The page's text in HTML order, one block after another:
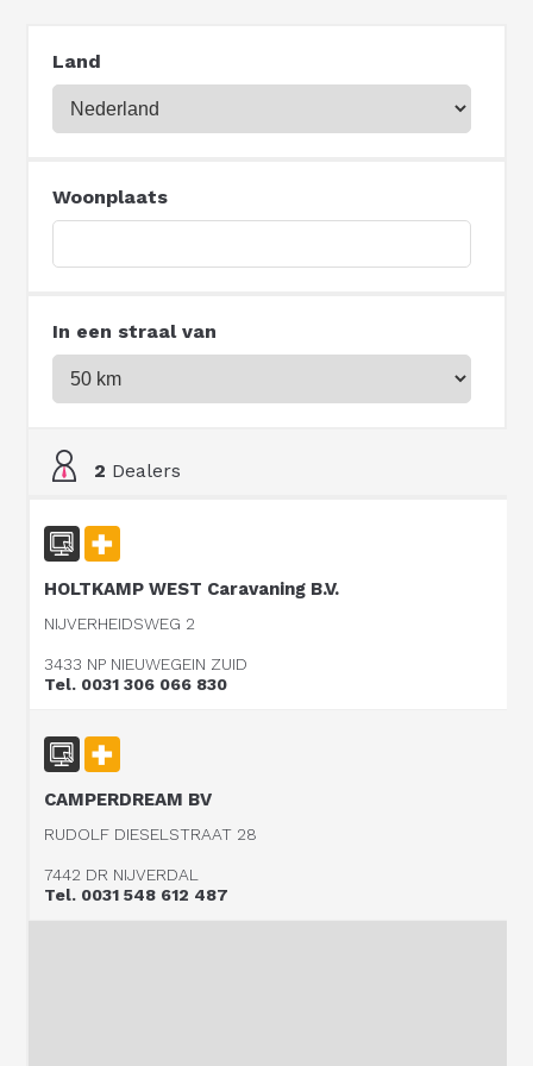
Land
Woonplaats
In een straal van
2 Dealers
HOLTKAMP WEST Caravaning B.V.
NIJVERHEIDSWEG 2
3433 NP NIEUWEGEIN ZUID
Tel. 0031 306 066 830
CAMPERDREAM BV
RUDOLF DIESELSTRAAT 28
7442 DR NIJVERDAL
Tel. 0031 548 612 487